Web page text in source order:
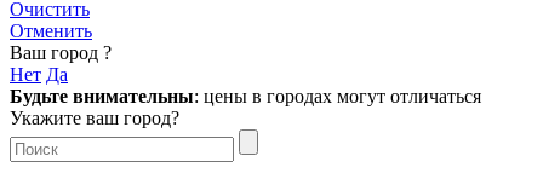
Очистить
Отменить
Ваш город ?
Нет Да
Будьте внимательны: цены в городах могут отличаться
Укажите ваш город?